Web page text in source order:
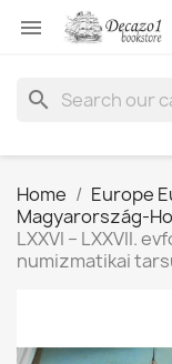

search
Home Europe
Magyarország-
LXXVI – LXXVII.
numizmatikai